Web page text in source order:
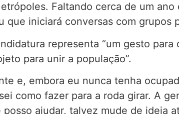
Faltando cerca de um
que iniciará conversas com grupos
representa “um gesto
para unir a população”.
e, embora eu nunca tenha
como fazer para a roda girar. A
posso ajudar, talvez mude de ideia